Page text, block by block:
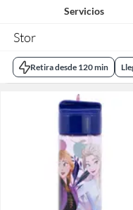
Servicios
Stor
Retira desde 120 min